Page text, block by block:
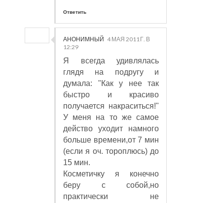
Ответить
АНОНИМНЫЙ 4 МАЯ 2011 Г. В
12:29
Я всегда удивлялась
глядя на подругу и
думала: "Как у нее так
быстро и красиво
получается накраситься!"
У меня на то же самое
действо уходит намного
больше времени,от 7 мин
(если я оч. тороплюсь) до
15 мин.
Косметичку я конечно
беру с собой,но
практически не